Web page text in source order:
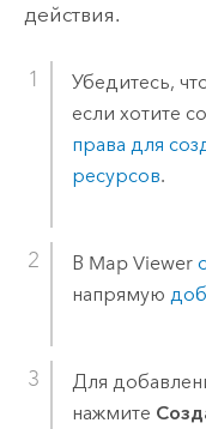
действия.
Убедитесь,
если хотите
права для
ресурсов.
В Map Viewer
напрямую
Для
нажмите